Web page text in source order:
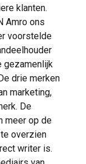
klanten.
Amro ons
voorstelde
gezamenlijk
drie merken
marketing,
De
meer op de
overzien
writer is.